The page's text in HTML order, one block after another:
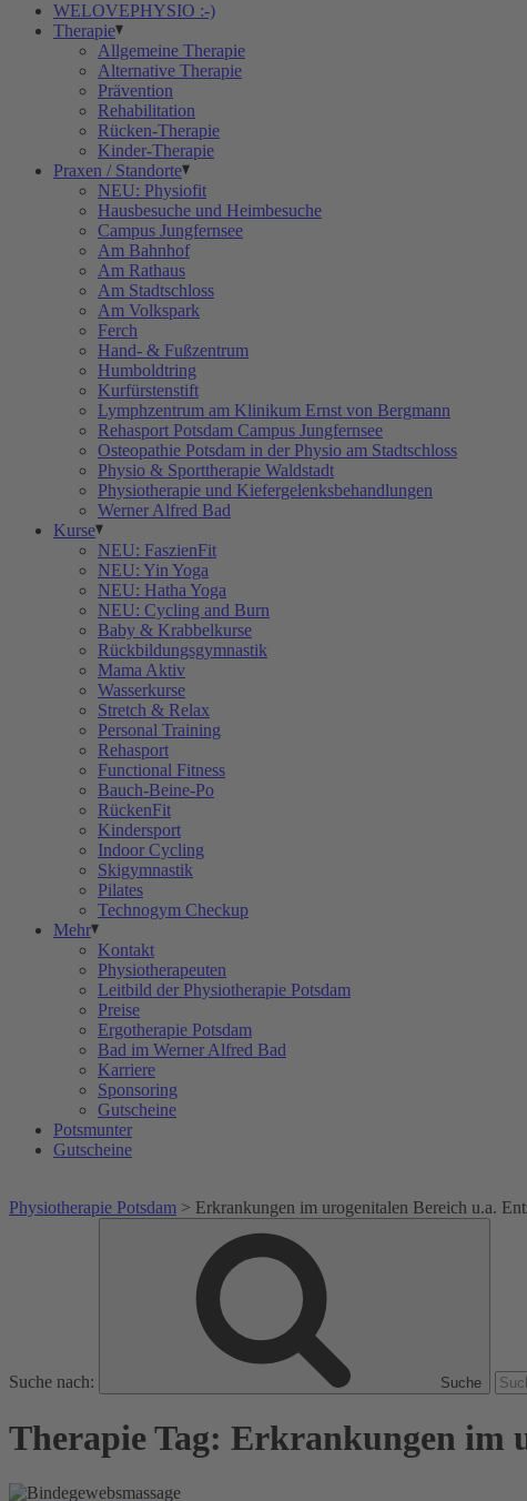
WELOVEPHYSIO :-)
Therapie
Allgemeine Therapie
Alternative Therapie
Prävention
Rehabilitation
Rücken-Therapie
Kinder-Therapie
Praxen / Standorte
NEU: Physiofit
Hausbesuche und Heimbesuche
Campus Jungfernsee
Am Bahnhof
Am Rathaus
Am Stadtschloss
Am Volkspark
Ferch
Hand- & Fußzentrum
Humboldtring
Kurfürstenstift
Lymphzentrum am Klinikum Ernst von Bergmann
Rehasport Potsdam Campus Jungfernsee
Osteopathie Potsdam in der Physio am Stadtschloss
Physio & Sporttherapie Waldstadt
Physiotherapie und Kiefergelenksbehandlungen
Werner Alfred Bad
Kurse
NEU: FaszienFit
NEU: Yin Yoga
NEU: Hatha Yoga
NEU: Cycling and Burn
Baby & Krabbelkurse
Rückbildungsgymnastik
Mama Aktiv
Wasserkurse
Stretch & Relax
Personal Training
Rehasport
Functional Fitness
Bauch-Beine-Po
RückenFit
Kindersport
Indoor Cycling
Skigymnastik
Pilates
Technogym Checkup
Mehr
Kontakt
Physiotherapeuten
Leitbild der Physiotherapie Potsdam
Preise
Ergotherapie Potsdam
Bad im Werner Alfred Bad
Karriere
Sponsoring
Gutscheine
Potsmunter
Gutscheine
Physiotherapie Potsdam > Erkrankungen im urogenitalen Bereich u.a.
Suche nach: Suche
Therapie Tag: Erkrankungen im